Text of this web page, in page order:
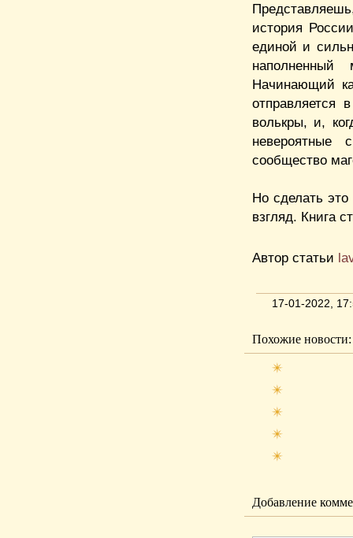
история
единой и
наполненный
Начинающий
отправляется
волькры, и,
невероятные
сообщество
Но сделать
взгляд. Книга
Автор статьи
17-01-2022,
Похожие новости:
Добавление